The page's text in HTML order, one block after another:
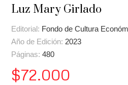
Luz Mary Girlado
Editorial: Fondo de Cultura
Año de Edición: 2023
Páginas:480
$72.000